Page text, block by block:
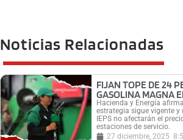
Noticias Relacionadas
FIJAN TOPE DE 24
GASOLINA MAGNA
Hacienda y Energía
estrategia sigue vigente y
IEPS no afectarán el
estaciones de servicio.
27 diciembre, 2025